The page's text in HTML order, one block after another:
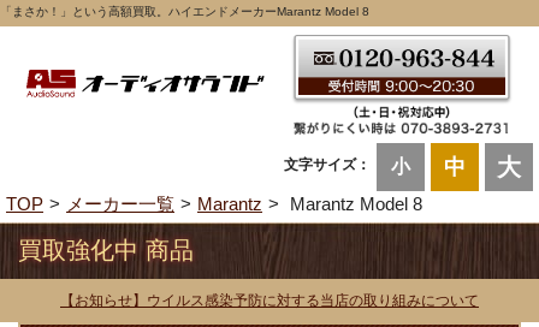
「まさか！」という高額買取。ハイエンドメーカーMarantz Model 8
文字サイズ： 小 中 大
TOP メーカー一覧 Marantz Marantz Model 8
買取強化中 商品
【お知らせ】ウイルス感染予防に対する当店の取り組みについて